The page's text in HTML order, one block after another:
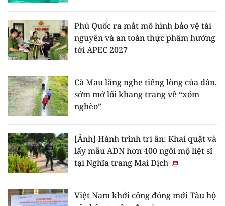
Phú Quốc ra mắt mô hình bảo vệ tài
nguyên và an toàn thực phẩm hướng
tới APEC 2027
Cà Mau lắng nghe tiếng lòng của dân,
sớm mở lối khang trang về “xóm
nghèo”
[Ảnh] Hành trình tri ân: Khai quật và
lấy mẫu ADN hơn 400 ngôi mộ liệt sĩ
tại Nghĩa trang Mai Dịch
Việt Nam khởi công đóng mới Tàu hộ